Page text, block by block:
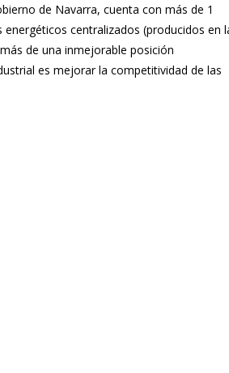
de Navarra, cuenta con más de 1
centralizados (producidos en
de una inmejorable posición
es mejorar la competitividad de las